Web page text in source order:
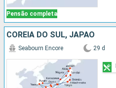
Pensão completa
COREIA DO SUL, JAPÃO
Seabourn Encore 29 d